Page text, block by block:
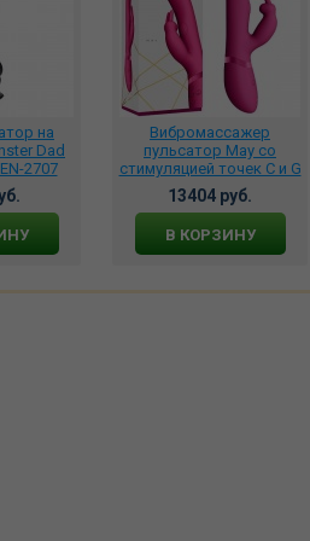
на
Dad
2707
Вибромассажер
пульсатор May со
стимуляцией точек C и G
розовый, VIVE045PNK
13404 руб.
В КОРЗИНУ